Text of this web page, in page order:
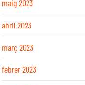
maig 2023
abril 2023
març 2023
febrer 2023